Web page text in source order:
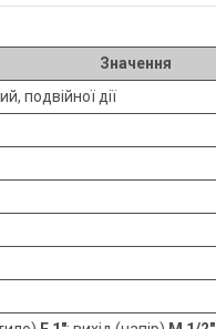
Значення
подвійної дії